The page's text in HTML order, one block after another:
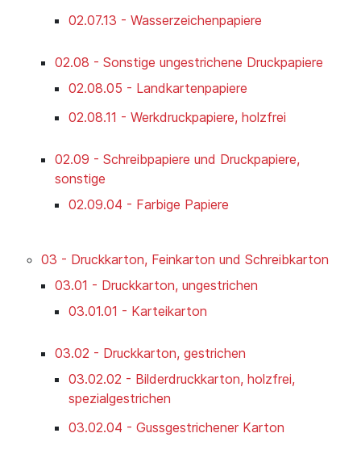
02.07.13 - Wasserzeichenpapiere
02.08 - Sonstige ungestrichene Druckpapiere
02.08.05 - Landkartenpapiere
02.08.11 - Werkdruckpapiere, holzfrei
02.09 - Schreibpapiere und Druckpapiere,
sonstige
02.09.04 - Farbige Papiere
03 - Druckkarton, Feinkarton und Schreibkarton
03.01 - Druckkarton, ungestrichen
03.01.01 - Karteikarton
03.02 - Druckkarton, gestrichen
03.02.02 - Bilderdruckkarton, holzfrei,
spezialgestrichen
03.02.04 - Gussgestrichener Karton